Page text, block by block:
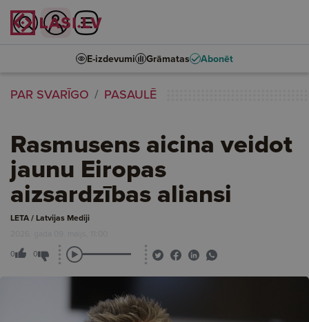
E-izdevumi Grāmatas Abonēt
PAR SVARĪGO PASAULĒ
Rasmusens aicina veidot
jaunu Eiropas
aizsardzības aliansi
LETA / Latvijas Mediji
2026. gada 09. maijs, 11:00
0 0